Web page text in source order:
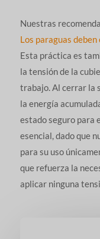
Nuestras
Los paraguas
Esta práctica es
la tensión de la
trabajo. Al cerrar la
la energía
estado seguro para
esencial, dado que
para su uso
que refuerza la
aplicar ninguna